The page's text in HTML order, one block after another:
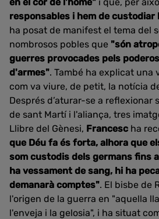
responsables i hem de custodiar
ha posat de manifest el tema del
nombrosos pobles que "són
guerres provocades pels
d'armes". També ha explicat una
com va viure, de petit, la notícia
Després d’aturar-se a reflexionar
de sant Martí i l'aliança, tres
Llibre del Gènesi, Francesc ha
que Déu fa és forta, alhora que
som custodis dels germans fins
ha vessament de sang, hi ha
demanarà comptes". El bisbe de
l'origen de la guerra en "aquella
l'enveja i la gelosia", i ha situat